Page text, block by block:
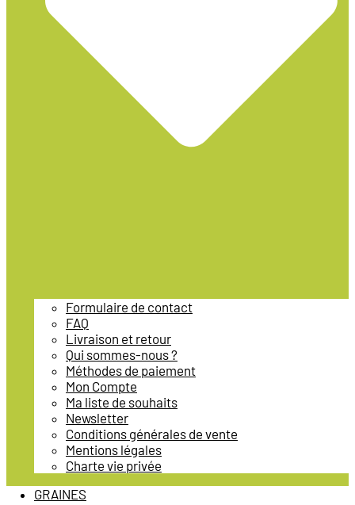
Formulaire de contact
FAQ
Livraison et retour
Qui sommes-nous ?
Méthodes de paiement
Mon Compte
Ma liste de souhaits
Newsletter
Conditions générales de vente
Mentions légales
Charte vie privée
GRAINES